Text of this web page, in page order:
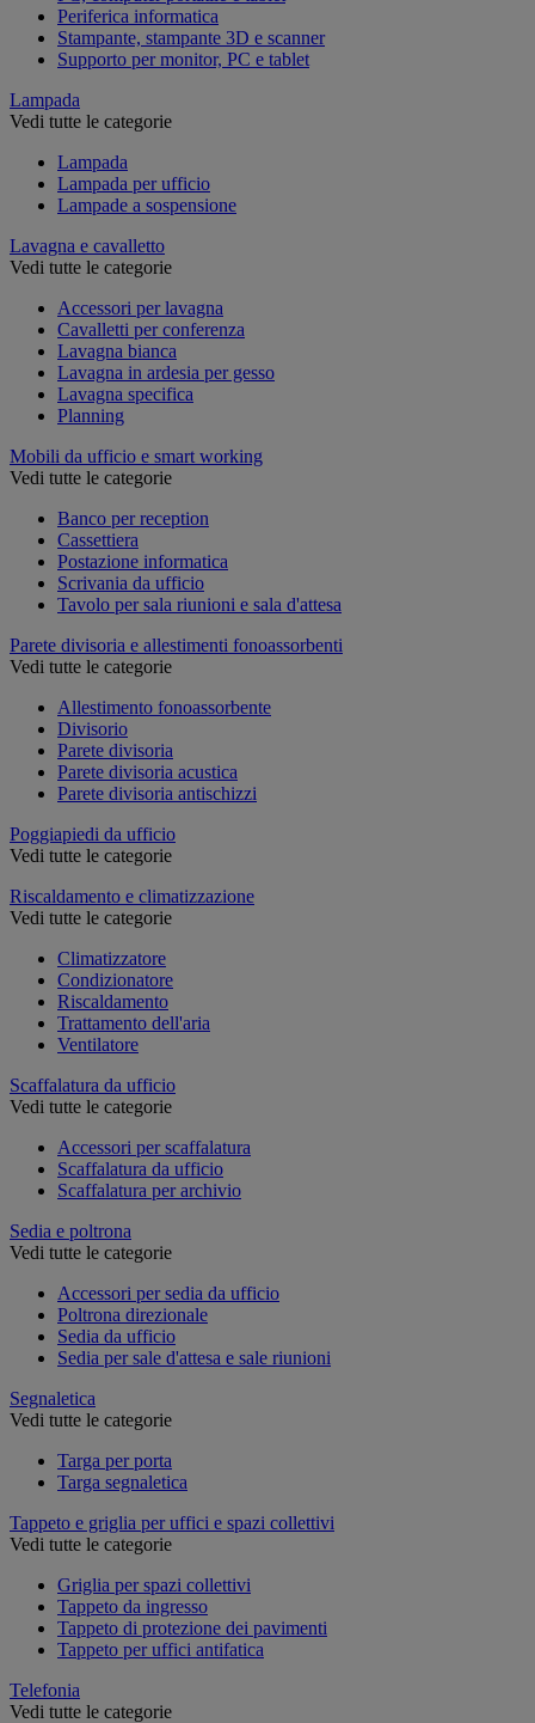
Periferica informatica
Stampante, stampante 3D e scanner
Supporto per monitor, PC e tablet
Lampada
Vedi tutte le categorie
Lampada
Lampada per ufficio
Lampade a sospensione
Lavagna e cavalletto
Vedi tutte le categorie
Accessori per lavagna
Cavalletti per conferenza
Lavagna bianca
Lavagna in ardesia per gesso
Lavagna specifica
Planning
Mobili da ufficio e smart working
Vedi tutte le categorie
Banco per reception
Cassettiera
Postazione informatica
Scrivania da ufficio
Tavolo per sala riunioni e sala d'attesa
Parete divisoria e allestimenti fonoassorbenti
Vedi tutte le categorie
Allestimento fonoassorbente
Divisorio
Parete divisoria
Parete divisoria acustica
Parete divisoria antischizzi
Poggiapiedi da ufficio
Vedi tutte le categorie
Riscaldamento e climatizzazione
Vedi tutte le categorie
Climatizzatore
Condizionatore
Riscaldamento
Trattamento dell'aria
Ventilatore
Scaffalatura da ufficio
Vedi tutte le categorie
Accessori per scaffalatura
Scaffalatura da ufficio
Scaffalatura per archivio
Sedia e poltrona
Vedi tutte le categorie
Accessori per sedia da ufficio
Poltrona direzionale
Sedia da ufficio
Sedia per sale d'attesa e sale riunioni
Segnaletica
Vedi tutte le categorie
Targa per porta
Targa segnaletica
Tappeto e griglia per uffici e spazi collettivi
Vedi tutte le categorie
Griglia per spazi collettivi
Tappeto da ingresso
Tappeto di protezione dei pavimenti
Tappeto per uffici antifatica
Telefonia
Vedi tutte le categorie